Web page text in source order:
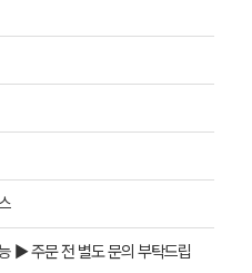
▶ 주문 전 별도 문의 부탁드립